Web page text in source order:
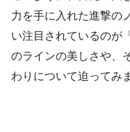
力を手に入れた進撃の
い注目されているのが
のラインの美しさや、
わりについて迫ってみ